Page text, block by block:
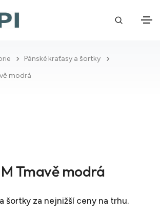
Pánské kraťasy a šortky
modrá
Tmavě modrá
šortky za nejnižší ceny na trhu.